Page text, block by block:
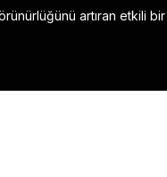
artıran etkili bir